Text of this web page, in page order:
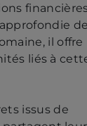
de
il offre
liés à
issus de